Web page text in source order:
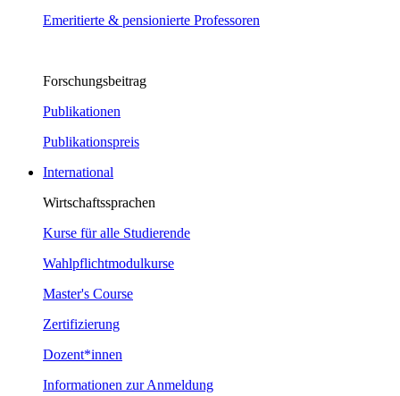
Emeritierte & pensionierte Professoren
Forschungsbeitrag
Publikationen
Publikationspreis
International
Wirtschaftssprachen
Kurse für alle Studierende
Wahlpflichtmodulkurse
Master's Course
Zertifizierung
Dozent*innen
Informationen zur Anmeldung